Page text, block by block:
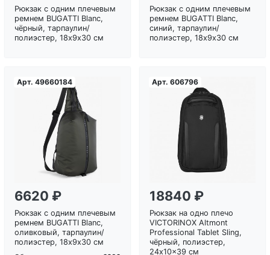
Рюкзак с одним плечевым
ремнем BUGATTI Blanc,
чёрный, тарпаулин/
полиэстер, 18х9х30 см
Рюкзак с одним плечевым
ремнем BUGATTI Blanc,
синий, тарпаулин/
полиэстер, 18х9х30 см
Арт. 49660184
Загрузка...
6620 ₽
Рюкзак с одним плечевым
ремнем BUGATTI Blanc,
оливковый, тарпаулин/
полиэстер, 18х9х30 см
Арт. 606796
Загрузка...
18840 ₽
Рюкзак на одно плечо
VICTORINOX Altmont
Professional Tablet Sling,
чёрный, полиэстер,
24x10x39 см